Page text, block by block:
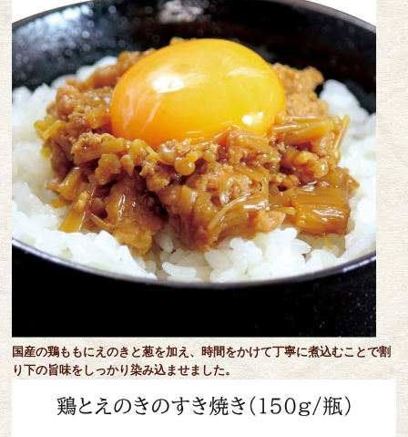
国産の鶏ももにえのきと葱を加え、時間をかけて丁寧に煮込むことで割
り下の旨味をしっかり染み込ませました。